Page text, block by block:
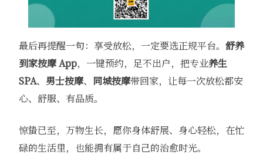
最后再提醒一句：享受放松，一定要选正规平台。 舒养
到家按摩 App，一键预约，足不出户，把专业养生
SPA、 男士按摩、 同城按摩带回家，让每一次放松都安
心、舒服、有品质。
惊蛰已至，万物生长，愿你身体舒展、身心轻松，在忙
碌的生活里，也能拥有属于自己的治愈时光。